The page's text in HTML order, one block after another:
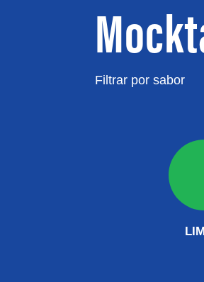
Filtrar por sabor